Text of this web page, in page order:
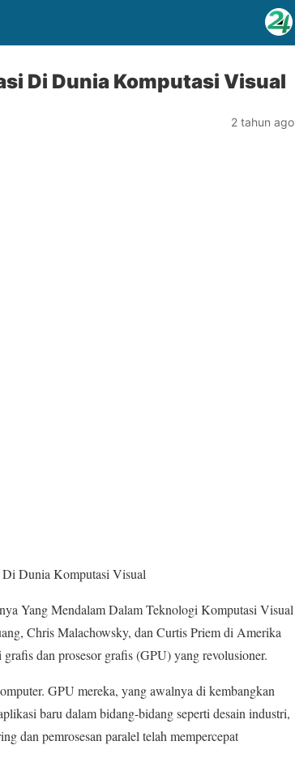
Di Dunia Komputasi Visual
2 tahun ago
Dunia Komputasi Visual
Yang Mendalam Dalam Teknologi Komputasi Visual
Chris Malachowsky, dan Curtis Priem di Amerika
dan prosesor grafis (GPU) yang revolusioner.
GPU mereka, yang awalnya di kembangkan
baru dalam bidang-bidang seperti desain industri,
dan pemrosesan paralel telah mempercepat